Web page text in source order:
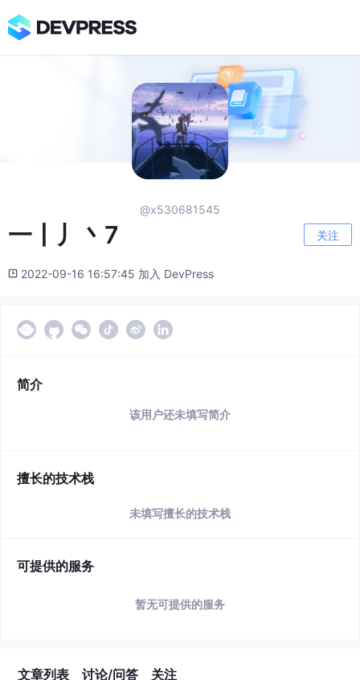
@x530681545
一丨丿丶7 关注
2022-09-16 16:57:45 加入 DevPress
简介
该用户还未填写简介
擅长的技术栈
未填写擅长的技术栈
可提供的服务
暂无可提供的服务
文章列表 讨论/问答 关注